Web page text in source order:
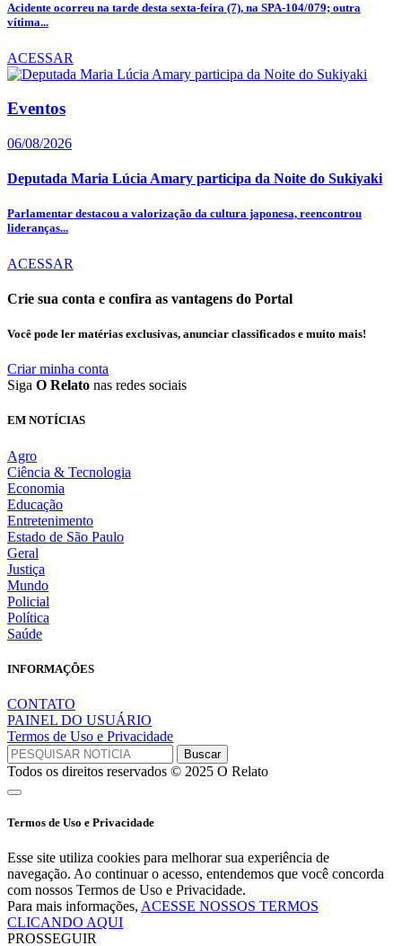
Acidente ocorreu na tarde desta sexta-feira (7), na SPA-104/079; outra
vítima...
ACESSAR
Eventos
06/08/2026
Deputada Maria Lúcia Amary participa da Noite do Sukiyaki
Parlamentar destacou a valorização da cultura japonesa, reencontrou
lideranças...
ACESSAR
Crie sua conta e confira as vantagens do Portal
Você pode ler matérias exclusivas, anunciar classificados e muito mais!
Criar minha conta
Siga O Relato nas redes sociais
EM NOTÍCIAS
Agro
Ciência & Tecnologia
Economia
Educação
Entretenimento
Estado de São Paulo
Geral
Justiça
Mundo
Policial
Política
Saúde
INFORMAÇÕES
CONTATO
PAINEL DO USUÁRIO
Termos de Uso e Privacidade
Todos os direitos reservados © 2025 O Relato
Termos de Uso e Privacidade
Esse site utiliza cookies para melhorar sua experiência de
navegação. Ao continuar o acesso, entendemos que você concorda
com nossos Termos de Uso e Privacidade.
Para mais informações, ACESSE NOSSOS TERMOS
CLICANDO AQUI
PROSSEGUIR